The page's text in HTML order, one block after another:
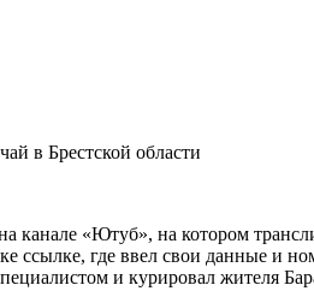
канале «Ютуб», на котором
ссылке, где ввел свои данные и
и курировал жителя